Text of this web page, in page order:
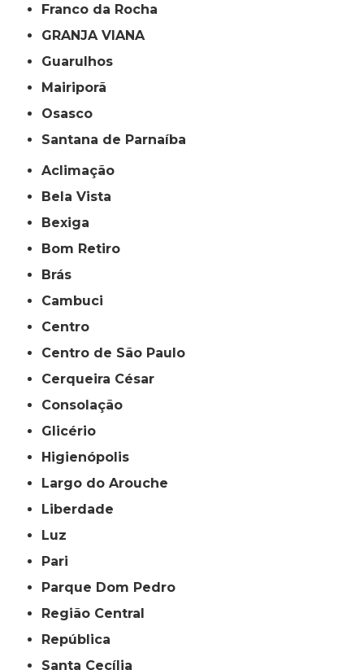
Franco da Rocha
GRANJA VIANA
Guarulhos
Mairiporã
Osasco
Santana de Parnaíba
Aclimação
Bela Vista
Bexiga
Bom Retiro
Brás
Cambuci
Centro
Centro de São Paulo
Cerqueira César
Consolação
Glicério
Higienópolis
Largo do Arouche
Liberdade
Luz
Pari
Parque Dom Pedro
Região Central
República
Santa Cecília